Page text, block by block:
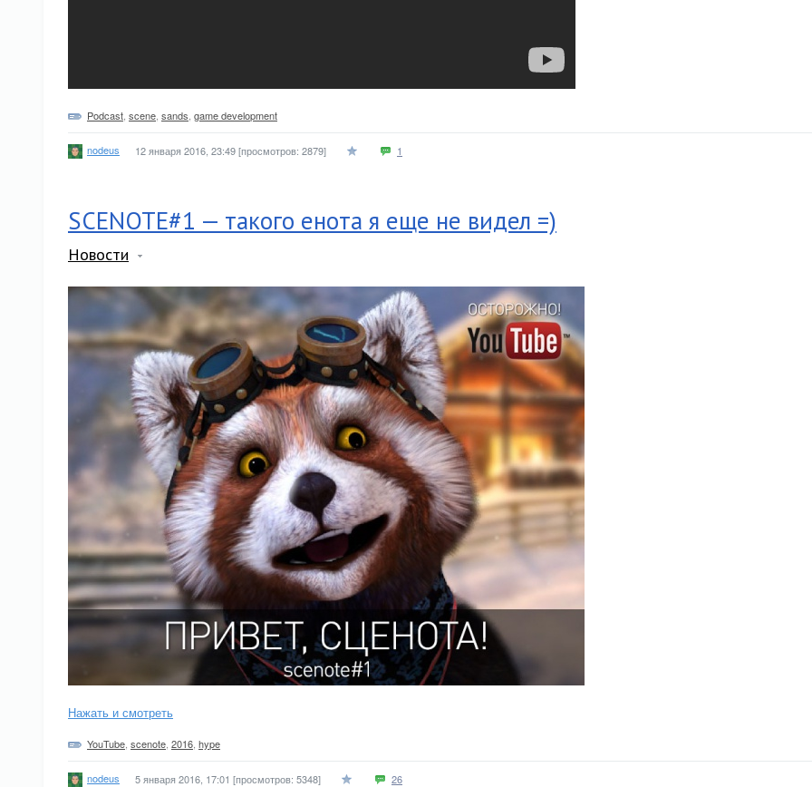
Podcast scene sands game development
nodeus 12 января 2016, 23:49[просмотров: 2879] 1
SCENOTE#1 — такого енота я еще не видел =)
Новости
Нажать и смотреть
YouTube scenote 2016 hype
nodeus 5 января 2016, 17:01 [просмотров: 5348] 26